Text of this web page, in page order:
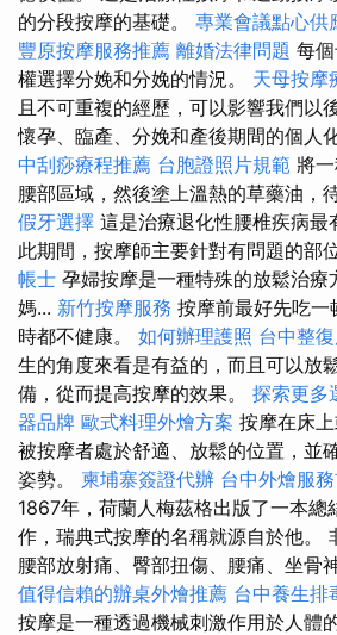
的分段按摩的基礎。 專業會議點心供
豐原按摩服務推薦 離婚法律問題 每
權選擇分娩和分娩的情況。 天母按摩
且不可重複的經歷，可以影響我們以
懷孕、臨產、分娩和產後期間的個人
中刮痧療程推薦 台胞證照片規範 將
腰部區域，然後塗上溫熱的草藥油，
假牙選擇 這是治療退化性腰椎疾病最
此期間，按摩師主要針對有問題的部
帳士 孕婦按摩是一種特殊的放鬆治療
媽... 新竹按摩服務 按摩前最好先吃一
時都不健康。 如何辦理護照 台中整
生的角度來看是有益的，而且可以放
備，從而提高按摩的效果。 探索更多
器品牌 歐式料理外燴方案 按摩在床
被按摩者處於舒適、放鬆的位置，並
姿勢。 柬埔寨簽證代辦 台中外燴服
1867年，荷蘭人梅茲格出版了一本總
作，瑞典式按摩的名稱就源自於他。
腰部放射痛、臀部扭傷、腰痛、坐骨
值得信賴的辦桌外燴推薦 台中養生排
按摩是一種透過機械刺激作用於人體